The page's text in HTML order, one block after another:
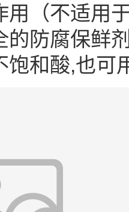
用（不适用
的防腐保鲜
饱和酸,也可